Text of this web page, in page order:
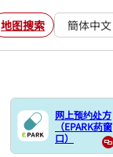
地图搜索 簡体中文
网上预约处方
（EPARK药窗
口）